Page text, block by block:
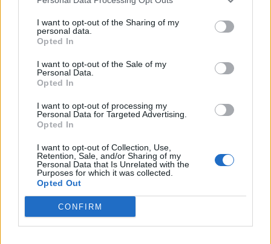
I want to opt-out of the Sharing of my
personal data.
Opted In
I want to opt-out of the Sale of my
Personal Data.
Opted In
I want to opt-out of processing my
Personal Data for Targeted Advertising.
Opted In
I want to opt-out of Collection, Use,
Retention, Sale, and/or Sharing of my
Personal Data that Is Unrelated with the
Purposes for which it was collected.
Opted Out
CONFIRM